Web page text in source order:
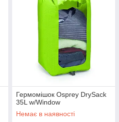
Гермомішок Osprey DrySack
35L w/Window
Немає в наявності